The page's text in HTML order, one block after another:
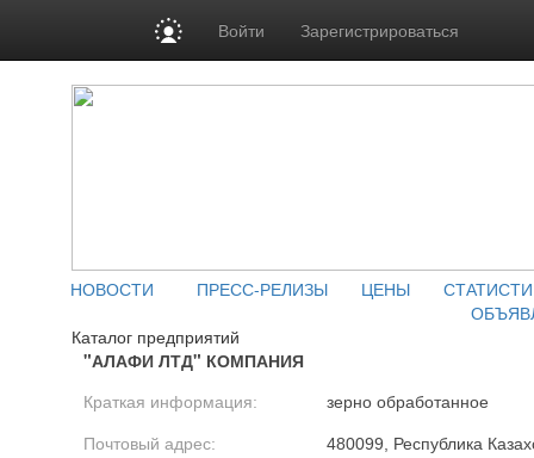
Войти Зарегистрироваться
НОВОСТИ ПРЕСС-РЕЛИЗЫ ЦЕНЫ
Каталог предприятий
"АЛАФИ ЛТД" КОМПАНИЯ
Краткая информация: зерно обработанное
Почтовый адрес: 480099, Республика